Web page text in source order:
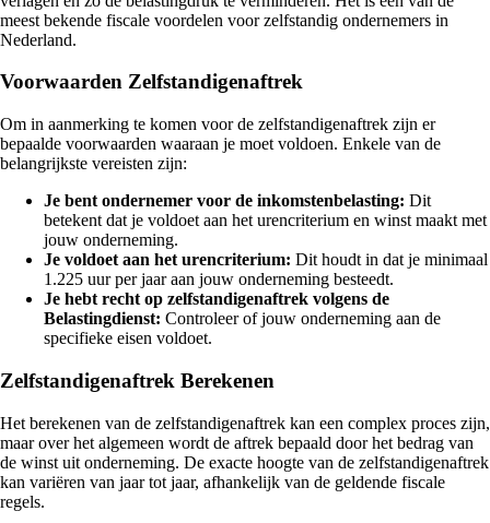
meest bekende fiscale voordelen voor zelfstandig ondernemers in
Nederland.
Voorwaarden Zelfstandigenaftrek
Om in aanmerking te komen voor de zelfstandigenaftrek zijn er
bepaalde voorwaarden waaraan je moet voldoen. Enkele van de
belangrijkste vereisten zijn:
Je bent ondernemer voor de inkomstenbelasting: Dit
betekent dat je voldoet aan het urencriterium en winst maakt met
jouw onderneming.
Je voldoet aan het urencriterium: Dit houdt in dat je minimaal
1.225 uur per jaar aan jouw onderneming besteedt.
Je hebt recht op zelfstandigenaftrek volgens de
Belastingdienst: Controleer of jouw onderneming aan de
specifieke eisen voldoet.
Zelfstandigenaftrek Berekenen
Het berekenen van de zelfstandigenaftrek kan een complex proces zijn,
maar over het algemeen wordt de aftrek bepaald door het bedrag van
de winst uit onderneming. De exacte hoogte van de zelfstandigenaftrek
kan variëren van jaar tot jaar, afhankelijk van de geldende fiscale
regels.